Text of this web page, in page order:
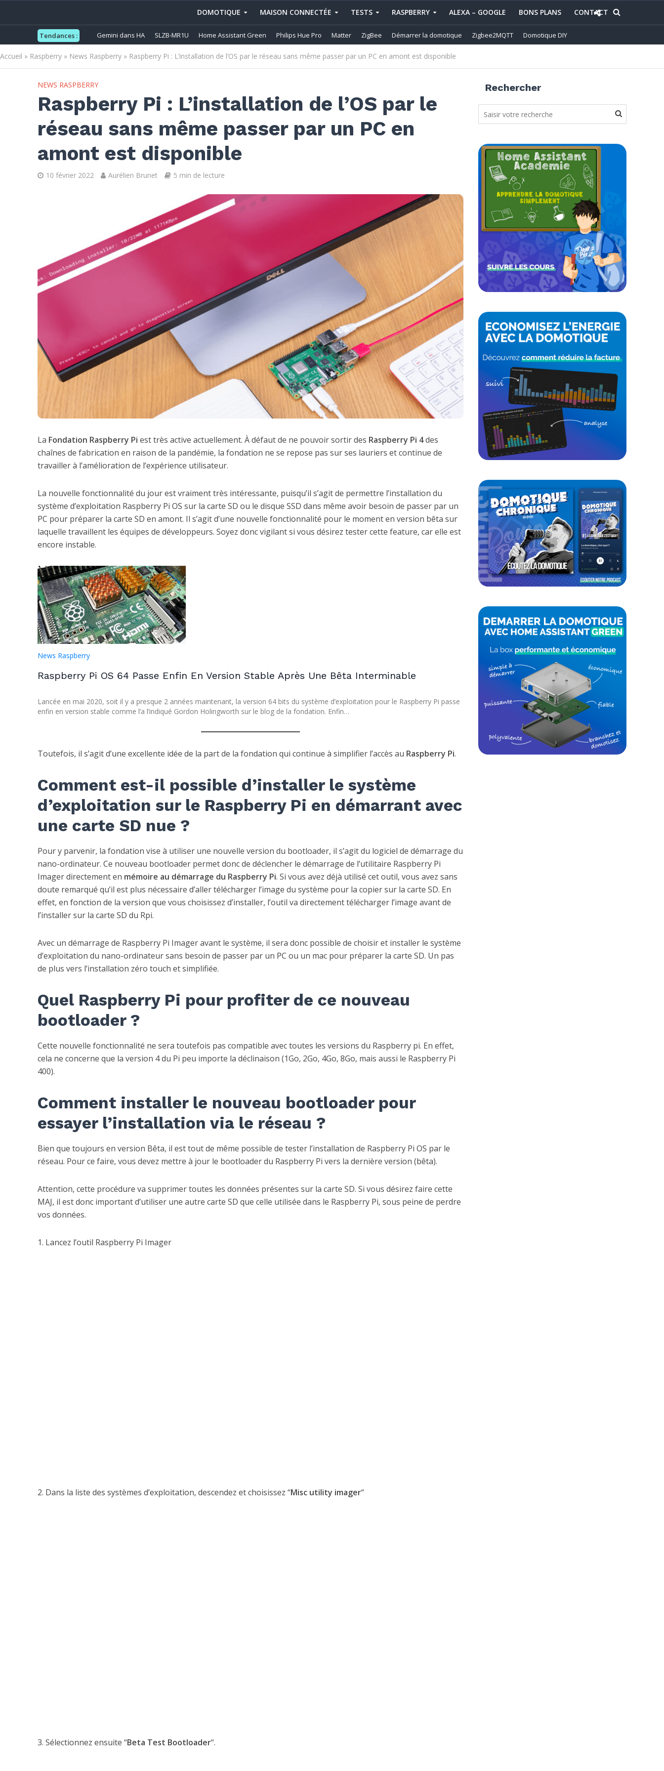
DOMOTIQUE MAISON CONNECTÉE TESTS RASPBERRY ALEXA – GOOGLE BONS PLANS CONTACT
Tendances : Gemini dans HA SLZB-MR1U Home Assistant Green Philips Hue Pro Matter ZigBee Démarrer la domotique Zigbee2MQTT Domotique DIY
Accueil » Raspberry » News Raspberry » Raspberry Pi : L’installation de l’OS par le réseau sans même passer par un PC en amont est disponible
NEWS RASPBERRY
Raspberry Pi : L’installation de l’OS par le
réseau sans même passer par un PC en
amont est disponible
10 février 2022 Aurélien Brunet 5 min de lecture
La Fondation Raspberry Pi est très active actuellement. À défaut de ne pouvoir sortir des Raspberry Pi 4des
chaînes de fabrication en raison de la pandémie, la fondation ne se repose pas sur ses lauriers et continue de
travailler à l’amélioration de l’expérience utilisateur.
La nouvelle fonctionnalité du jour est vraiment très intéressante, puisqu’il s’agit de permettre l’installation du
système d’exploitation Raspberry Pi OS sur la carte SD ou le disque SSD dans même avoir besoin de passer par un
PC pour préparer la carte SD en amont. Il s’agit d’une nouvelle fonctionnalité pour le moment en version bêta sur
laquelle travaillent les équipes de développeurs. Soyez donc vigilant si vous désirez tester cette feature, car elle est
encore instable.
News Raspberry
Raspberry Pi OS 64 Passe Enfin En Version Stable Après Une Bêta Interminable
Lancée en mai 2020, soit il y a presque 2 années maintenant, la version 64 bits du système d’exploitation pour le Raspberry Pi passe
enfin en version stable comme l’a l’indiqué Gordon Holingworth sur le blog de la fondation. Enfin…
Toutefois, il s’agit d’une excellente idée de la part de la fondation qui continue à simplifier l’accès au Raspberry Pi.
Comment est-il possible d’installer le système
d’exploitation sur le Raspberry Pi en démarrant avec
une carte SD nue ?
Pour y parvenir, la fondation vise à utiliser une nouvelle version du bootloader, il s’agit du logiciel de démarrage du
nano-ordinateur. Ce nouveau bootloader permet donc de déclencher le démarrage de l’utilitaire Raspberry Pi
Imager directement en mémoire au démarrage du Raspberry Pi. Si vous avez déjà utilisé cet outil, vous avez sans
doute remarqué qu’il est plus nécessaire d’aller télécharger l’image du système pour la copier sur la carte SD. En
effet, en fonction de la version que vous choisissez d’installer, l’outil va directement télécharger l’image avant de
l’installer sur la carte SD du Rpi.
Avec un démarrage de Raspberry Pi Imager avant le système, il sera donc possible de choisir et installer le système
d’exploitation du nano-ordinateur sans besoin de passer par un PC ou un mac pour préparer la carte SD. Un pas
de plus vers l’installation zéro touch et simplifiée.
Quel Raspberry Pi pour profiter de ce nouveau
bootloader ?
Cette nouvelle fonctionnalité ne sera toutefois pas compatible avec toutes les versions du Raspberry pi. En effet,
cela ne concerne que la version 4 du Pi peu importe la déclinaison (1Go, 2Go, 4Go, 8Go, mais aussi le Raspberry Pi
400).
Comment installer le nouveau bootloader pour
essayer l’installation via le réseau ?
Bien que toujours en version Bêta, il est tout de même possible de tester l’installation de Raspberry Pi OS par le
réseau. Pour ce faire, vous devez mettre à jour le bootloader du Raspberry Pi vers la dernière version (bêta).
Attention, cette procédure va supprimer toutes les données présentes sur la carte SD. Si vous désirez faire cette
MAJ, il est donc important d’utiliser une autre carte SD que celle utilisée dans le Raspberry Pi, sous peine de perdre
vos données.
1. Lancez l’outil Raspberry Pi Imager
2. Dans la liste des systèmes d’exploitation, descendez et choisissez “Misc utility imager“
3. Sélectionnez ensuite “Beta Test Bootloader“.
Rechercher